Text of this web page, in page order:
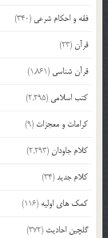
فقه و احکام شرعی (340)
قرآن(23)
قرآن شناسی (1,861)
کتب اسلامی (2,295)
کرامات و معجزات (9)
کلام جاودان(2,293)
کلام جدید(34)
کمک های اولیه (116)
گلچین احادیث (372)